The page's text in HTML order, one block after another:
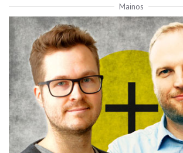
Mainos